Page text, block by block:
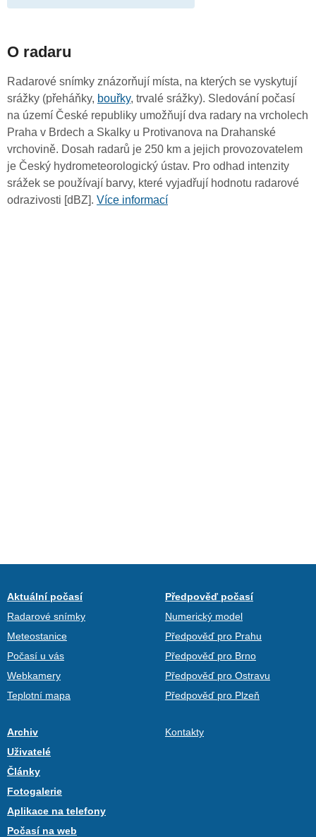
O radaru
Radarové snímky znázorňují místa, na kterých se vyskytují
srážky (přeháňky, bouřky, trvalé srážky). Sledování počasí
na území České republiky umožňují dva radary na vrcholech
Praha v Brdech a Skalky u Protivanova na Drahanské
vrchovině. Dosah radarů je 250 km a jejich provozovatelem
je Český hydrometeorologický ústav. Pro odhad intenzity
srážek se používají barvy, které vyjadřují hodnotu radarové
odrazivosti [dBZ]. Více informací
Aktuální počasí
Radarové snímky
Meteostanice
Počasí u vás
Webkamery
Teplotní mapa
Předpověď počasí
Numerický model
Předpověď pro Prahu
Předpověď pro Brno
Předpověď pro Ostravu
Předpověď pro Plzeň
Archiv
Uživatelé
Články
Fotogalerie
Aplikace na telefony
Počasí na web
Kontakty